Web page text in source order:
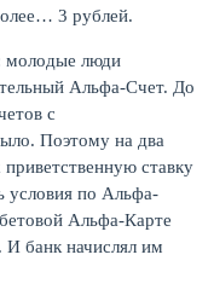
3 рублей.
молодые люди
Альфа-Счет. До
с
Поэтому на два
ставку
условия по Альфа-
Альфа-Карте
банк начислял им